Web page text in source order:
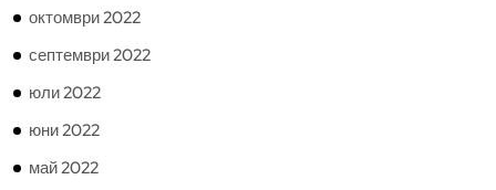
октомври 2022
септември 2022
юли 2022
юни 2022
май 2022